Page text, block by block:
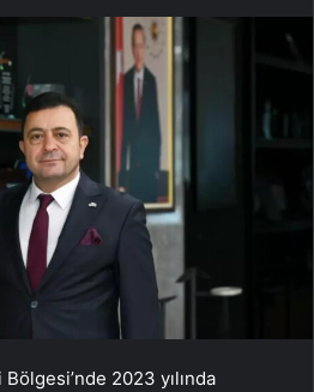
2023 yılında